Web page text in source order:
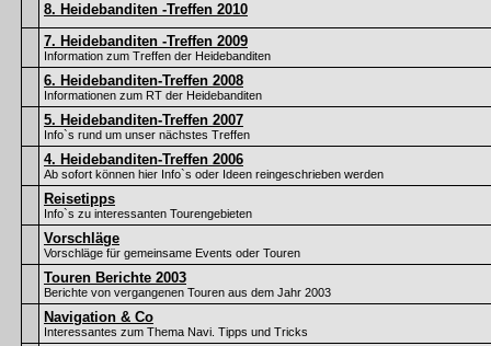
8. Heidebanditen -Treffen 2010
7. Heidebanditen -Treffen 2009
Information zum Treffen der Heidebanditen
6. Heidebanditen-Treffen 2008
Informationen zum RT der Heidebanditen
5. Heidebanditen-Treffen 2007
Info`s rund um unser nächstes Treffen
4. Heidebanditen-Treffen 2006
Ab sofort können hier Info`s oder Ideen reingeschrieben werden
Reisetipps
Info`s zu interessanten Tourengebieten
Vorschläge
Vorschläge für gemeinsame Events oder Touren
Touren Berichte 2003
Berichte von vergangenen Touren aus dem Jahr 2003
Navigation & Co
Interessantes zum Thema Navi. Tipps und Tricks